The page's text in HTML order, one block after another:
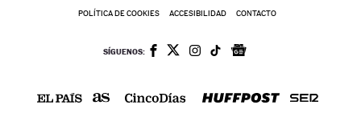
POLÍTICA DE COOKIES ACCESIBILIDAD CONTACTO
SÍGUENOS: